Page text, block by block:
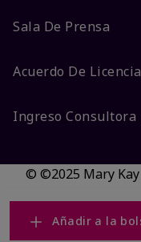
Añadir a la
Sala De Prensa
Acuerdo De
Ingreso Consultora
© ©2025 Mary Kay
Código DSA/